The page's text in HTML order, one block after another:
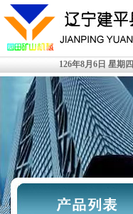
126年8月6日 星期四